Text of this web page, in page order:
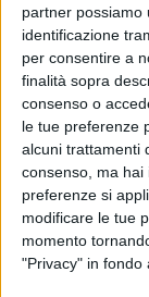
partner possiamo
identificazione
per consentire a
finalità sopra
consenso o
le tue preferenze
alcuni trattamenti
consenso, ma
preferenze si
modificare le tue
momento
"Privacy" in fondo
Tommaso
amanti
live il suo
naturalmente,
tutti i suoi più
” e
(certificato
(certificato
capire?”,